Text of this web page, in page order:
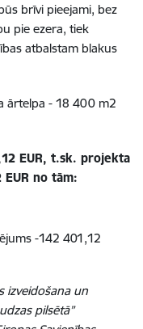
brīvi pieejami, bez
pie ezera, tiek
atbalstam blakus
ārtelpa - 18 400 m2
EUR, t.sk. projekta
no tām:
-142 401,12
izveidošana un
pilsētā”